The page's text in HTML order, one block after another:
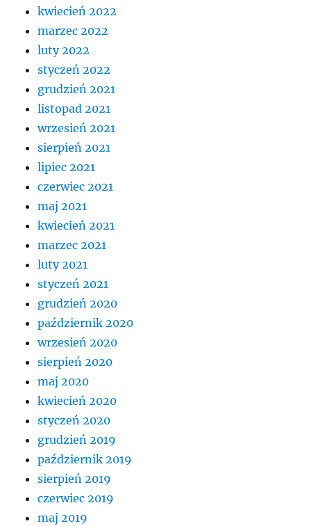
kwiecień 2022
marzec 2022
luty 2022
styczeń 2022
grudzień 2021
listopad 2021
wrzesień 2021
sierpień 2021
lipiec 2021
czerwiec 2021
maj 2021
kwiecień 2021
marzec 2021
luty 2021
styczeń 2021
grudzień 2020
październik 2020
wrzesień 2020
sierpień 2020
maj 2020
kwiecień 2020
styczeń 2020
grudzień 2019
październik 2019
sierpień 2019
czerwiec 2019
maj 2019